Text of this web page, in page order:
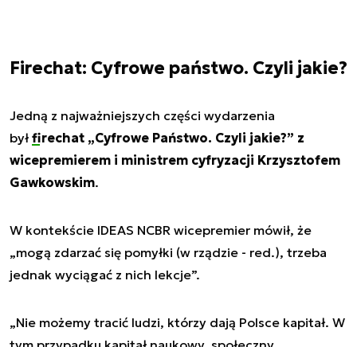
Firechat: Cyfrowe państwo. Czyli jakie?
Jedną z najważniejszych części wydarzenia
byłfirechat „Cyfrowe Państwo. Czyli jakie?” z
wicepremierem i ministrem cyfryzacji Krzysztofem
Gawkowskim.
W kontekście IDEAS NCBR wicepremier mówił, że
„mogą zdarzać się pomyłki (w rządzie - red.), trzeba
jednak wyciągać z nich lekcje”.
„Nie możemy tracić ludzi, którzy dają Polsce kapitał. W